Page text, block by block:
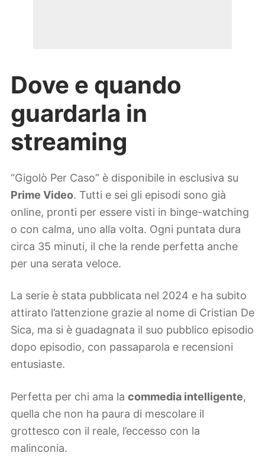
Dove e quando
guardarla in
streaming
“Gigolò Per Caso” è disponibile in esclusiva su
Prime Video. Tutti e sei gli episodi sono già
online, pronti per essere visti in binge-watching
o con calma, uno alla volta. Ogni puntata dura
circa 35 minuti, il che la rende perfetta anche
per una serata veloce.
La serie è stata pubblicata nel 2024 e ha subito
attirato l’attenzione grazie al nome di Cristian De
Sica, ma si è guadagnata il suo pubblico episodio
dopo episodio, con passaparola e recensioni
entusiaste.
Perfetta per chi ama la commedia intelligente,
quella che non ha paura di mescolare il
grottesco con il reale, l’eccesso con la
malinconia.